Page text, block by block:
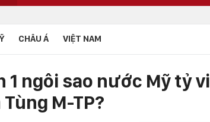
CHÂU Á VIỆT NAM
1 ngôi sao nước Mỹ tỷ
M-TP?